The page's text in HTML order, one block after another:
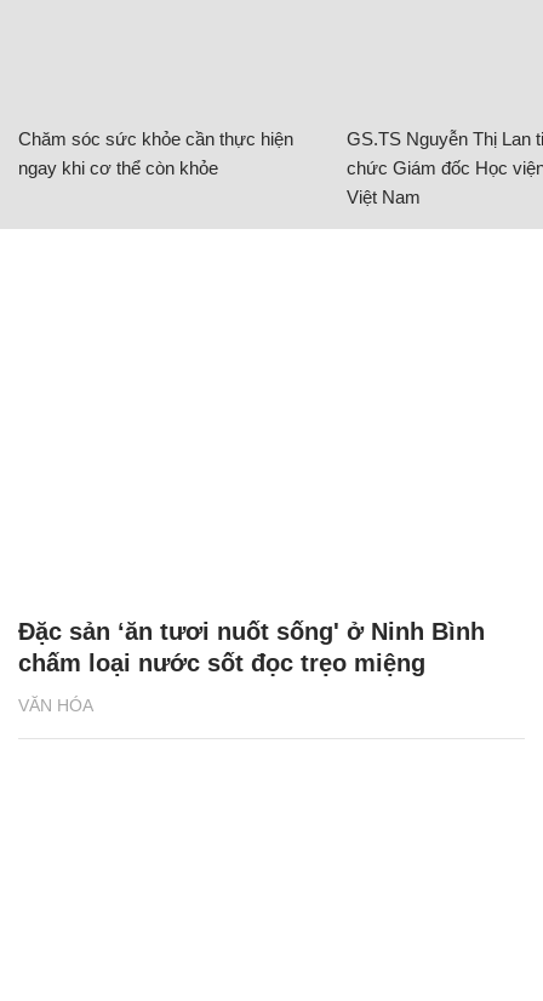
Chăm sóc sức khỏe cần thực hiện
ngay khi cơ thể còn khỏe
GS.TS Nguyễn Thị Lan
chức Giám đốc Học
Việt Nam
VĂN HÓA
Đặc sản ‘ăn tươi nuốt sống' ở Ninh Bình
chấm loại nước sốt đọc trẹo miệng